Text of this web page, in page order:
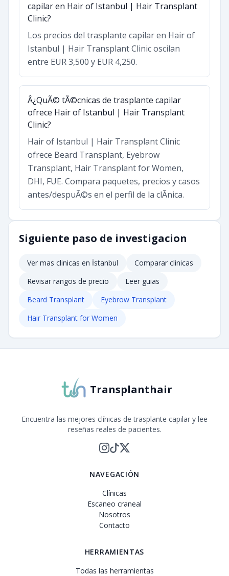
capilar en Hair of Istanbul | Hair Transplant
Clinic?
Los precios del trasplante capilar en Hair of
Istanbul | Hair Transplant Clinic oscilan
entre EUR 3,500 y EUR 4,250.
Â¿QuÃ© tÃ©cnicas de trasplante capilar
ofrece Hair of Istanbul | Hair Transplant
Clinic?
Hair of Istanbul | Hair Transplant Clinic
ofrece Beard Transplant, Eyebrow
Transplant, Hair Transplant for Women,
DHI, FUE. Compara paquetes, precios y casos
antes/despuÃ©s en el perfil de la clÃ­nica.
Siguiente paso de investigacion
Ver mas clinicas en İstanbul
Comparar clinicas
Revisar rangos de precio
Leer guias
Beard Transplant
Eyebrow Transplant
Hair Transplant for Women
Transplanthair
Encuentra las mejores clínicas de trasplante capilar y lee
reseñas reales de pacientes.
NAVEGACIÓN
Clínicas
Escaneo craneal
Nosotros
Contacto
HERRAMIENTAS
Todas las herramientas